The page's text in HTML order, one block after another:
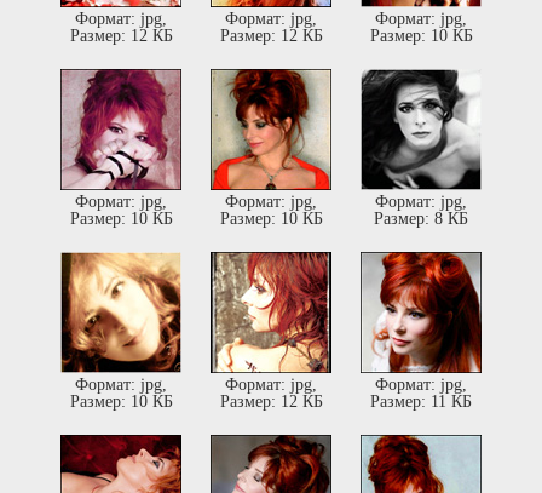
Формат: jpg,
Размер: 12 КБ
Формат: jpg,
Размер: 12 КБ
Формат: jpg,
Размер: 10 КБ
Формат: jpg,
Размер: 10 КБ
Формат: jpg,
Размер: 10 КБ
Формат: jpg,
Размер: 8 КБ
Формат: jpg,
Размер: 10 КБ
Формат: jpg,
Размер: 12 КБ
Формат: jpg,
Размер: 11 КБ